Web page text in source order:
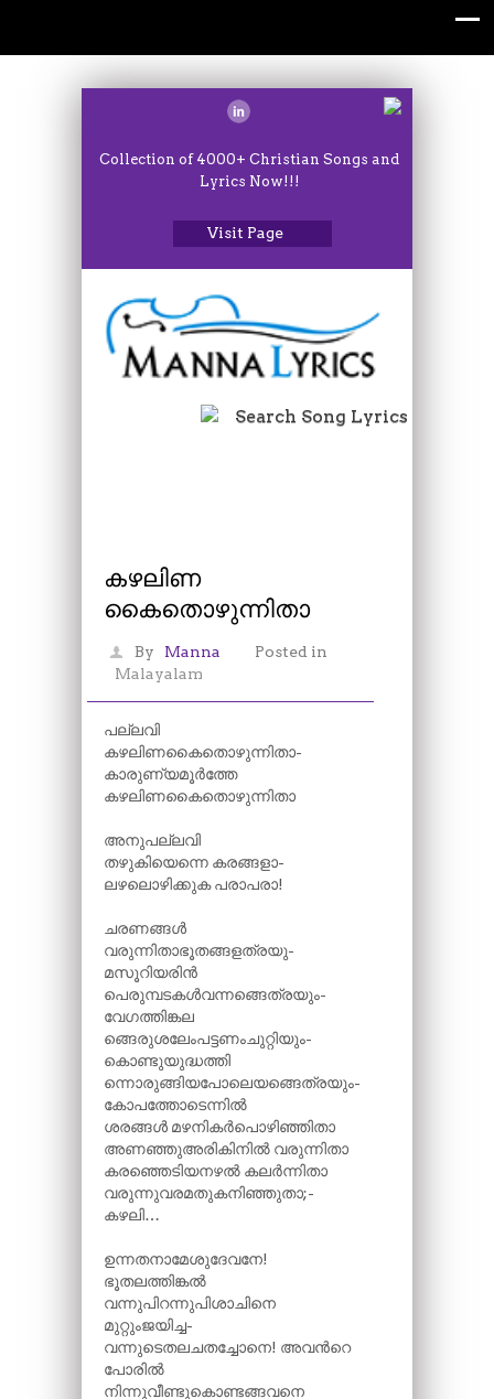
Collection of 4000+ Christian Songs and
Lyrics Now!!!
Visit Page
Search Song Lyrics
കഴലിണ
കൈതൊഴുന്നിതാ
By Manna
Posted in
Malayalam
പല്ലവി
കഴലിണകൈതൊഴുന്നിതാ-
കാരുണ്യമൂർത്തേ
കഴലിണകൈതൊഴുന്നിതാ
അനുപല്ലവി
തഴുകിയെന്നെ കരങ്ങളാ-
ലഴലൊഴിക്കുക പരാപരാ!
ചരണങ്ങൾ
വരുന്നിതാഭൂതങ്ങളത്രയു-
മസൂറിയരിൻ
പെരുമ്പടകൾവന്നങ്ങെത്രയും-
വേഗത്തിങ്കല
ങ്ങെരുശലേംപട്ടണംചുറ്റിയും-
കൊണ്ടുയുദ്ധത്തി
ന്നൊരുങ്ങിയപോലെയങ്ങെത്രയും-
കോപത്തോടെന്നിൽ
ശരങ്ങൾ മഴനികർപൊഴിഞ്ഞിതാ
അണഞ്ഞുഅരികിനിൽ വരുന്നിതാ
കരഞ്ഞെടിയനഴൽ കലർന്നിതാ
വരുന്നുവരമതുകനിഞ്ഞുതാ;-
കഴലി…
ഉന്നതനാമേശുദേവനേ!
ഭൂതലത്തിങ്കൽ
വന്നുപിറന്നുപിശാചിനെ
മുറ്റുംജയിച്ച-
വന്നുടെതലചതച്ചോനെ! അവന്‍റെ
പോരിൽ
നിന്നുവീണ്ടുകൊണ്ടങ്ങവനെ